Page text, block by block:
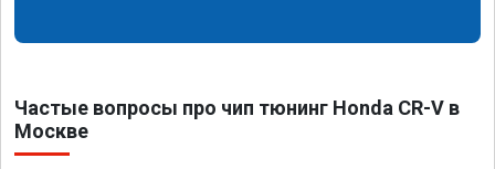
Частые вопросы про чип тюнинг Honda CR-V в
Москве